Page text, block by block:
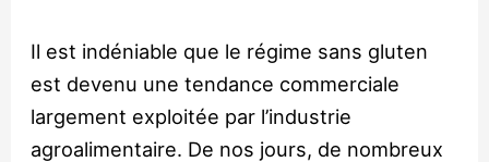
Il est indéniable que le régime sans gluten
est devenu une tendance commerciale
largement exploitée par l’industrie
agroalimentaire. De nos jours, de nombreux